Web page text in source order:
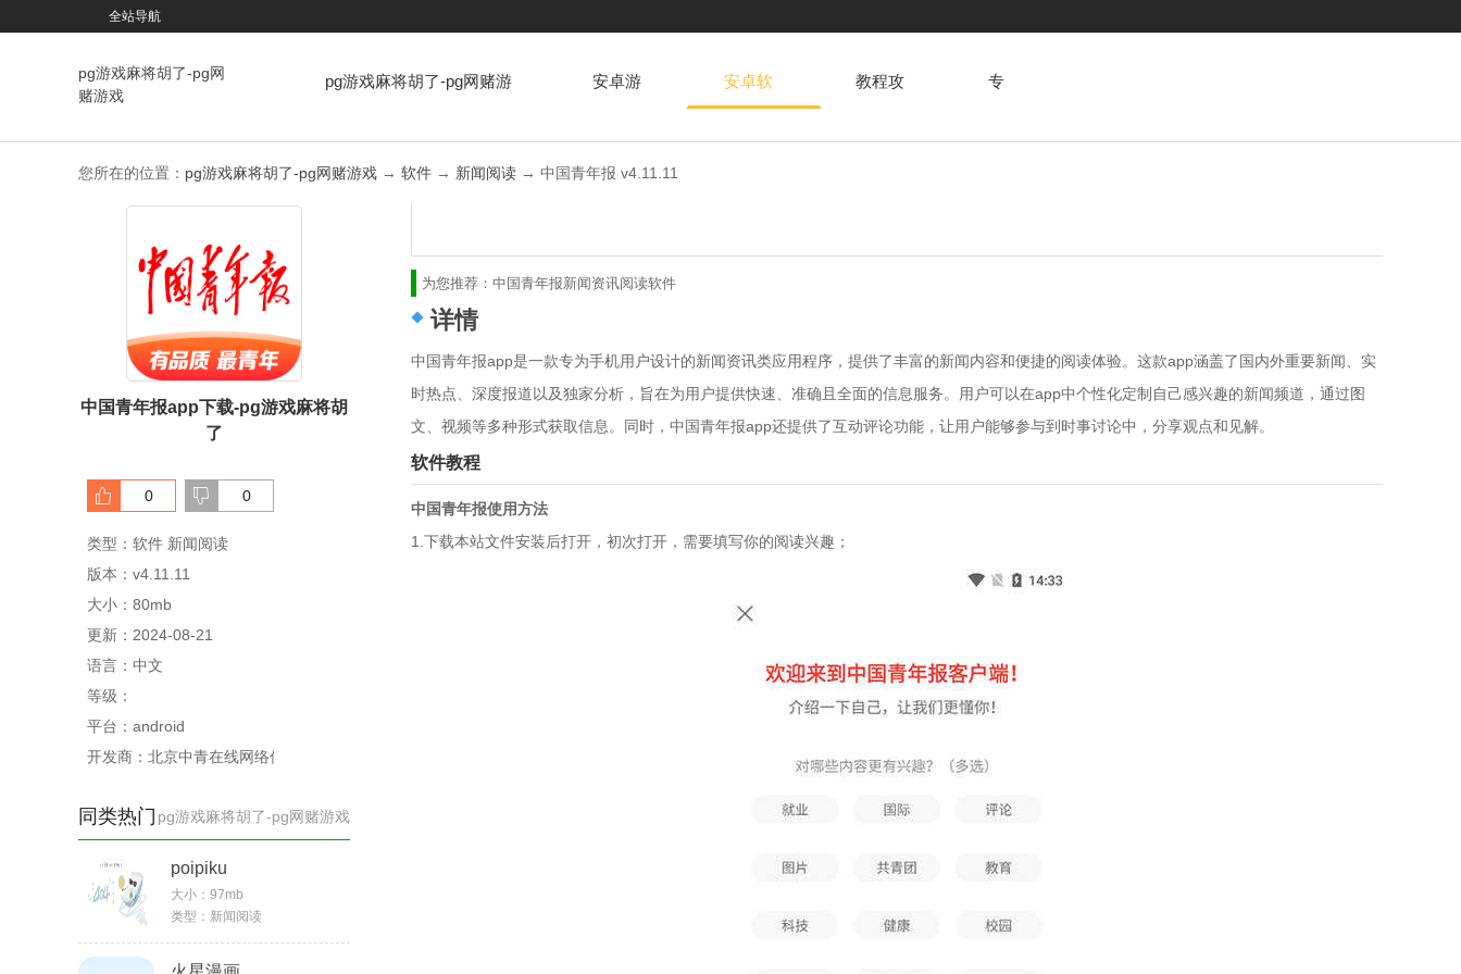
全站导航
pg游戏麻将胡了-pg网
赌游戏
pg游戏麻将胡了-pg网赌游 安卓游 安卓软 教程攻 专
您所在的位置： pg游戏麻将胡了-pg网赌游戏 → 软件 → 新闻阅读 → 中国青年报 v4.11.11
中国青年报app下载-pg游戏麻将胡
了
0 0
类型：软件 新闻阅读
版本：v4.11.11
大小：80mb
更新：2024-08-21
语言：中文
等级：
平台：android
开发商：北京中青在线网络信息技术有限公司
pg游戏麻将胡了-pg网赌游戏
同类热门
poipiku
大小： 97mb
类型： 新闻阅读
为您推荐： 中国青年报新闻资讯阅读软件
详情
中国青年报app是一款专为手机用户设计的新闻资讯类应用程序，提供了丰富的新闻内容和便捷的阅读体验。这款app涵盖了国内外重要新闻、实
时热点、深度报道以及独家分析，旨在为用户提供快速、准确且全面的信息服务。用户可以在app中个性化定制自己感兴趣的新闻频道，通过图
文、视频等多种形式获取信息。同时，中国青年报app还提供了互动评论功能，让用户能够参与到时事讨论中，分享观点和见解。
软件教程
中国青年报使用方法
1.下载本站文件安装后打开，初次打开，需要填写你的阅读兴趣；